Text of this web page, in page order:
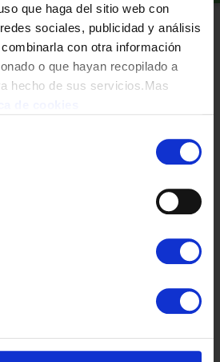
que haga del sitio web con
sociales, publicidad y análisis
con otra información
o que hayan recopilado a
hecho de sus servicios.Mas
Comparte